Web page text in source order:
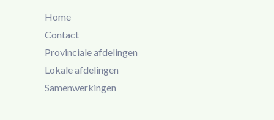
Home
Contact
Provinciale afdelingen
Lokale afdelingen
Samenwerkingen